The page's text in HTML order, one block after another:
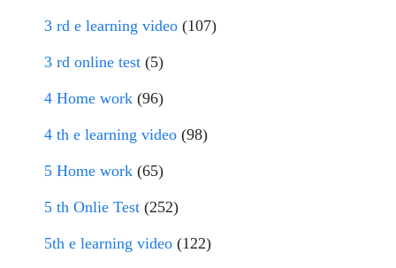
3 rd e learning video (107)
3 rd online test (5)
4 Home work (96)
4 th e learning video (98)
5 Home work (65)
5 th Onlie Test (252)
5th e learning video (122)